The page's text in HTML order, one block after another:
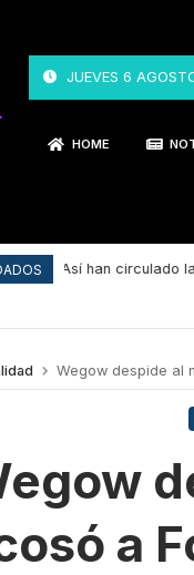
JUEVES 6
HOME
Así han circulado las
Wegow despide al
a